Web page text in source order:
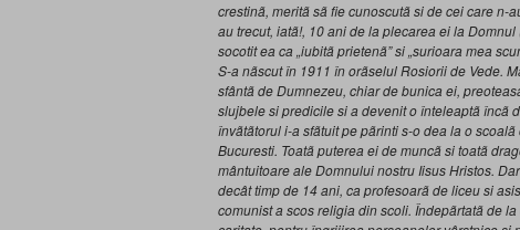
crestinã, meritã sã fie cunoscutã si de cei care
au trecut, iatã!, 10 ani de la plecarea ei la
socotit ea ca „iubitã prietenã” si „surioara mea
S-a nãscut în 1911 în orãselul Rosiorii de Vede.
sfântã de Dumnezeu, chiar de bunica ei,
slujbele si predicile si a devenit o înteleaptã încã
învãtãtorul i-a sfãtuit pe pãrinti s-o dea la o
Bucuresti. Toatã puterea ei de muncã si toatã
mântuitoare ale Domnului nostru Iisus Hristos.
decât timp de 14 ani, ca profesoarã de liceu si
comunist a scos religia din scoli. Îndepãrtatã de